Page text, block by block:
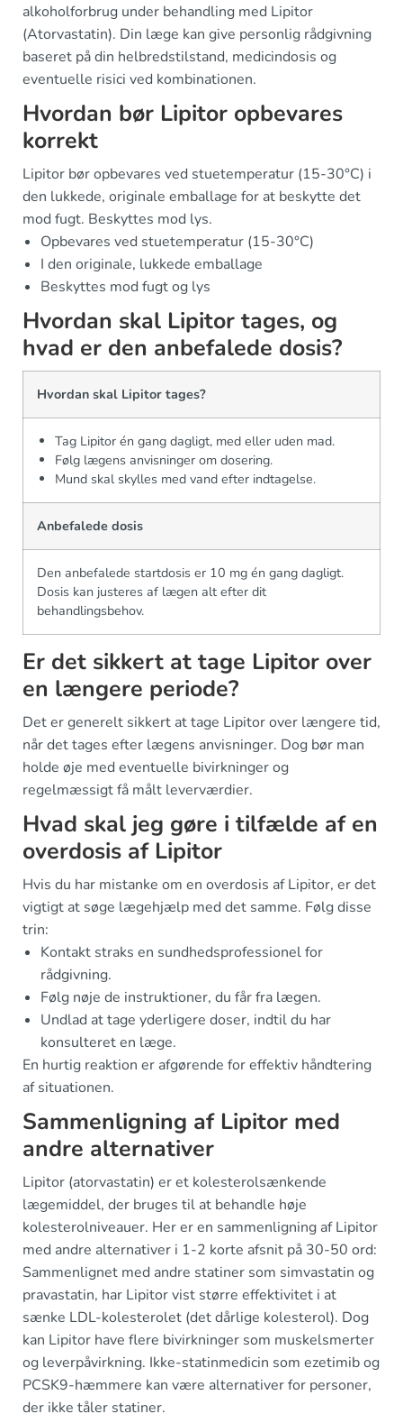
alkoholforbrug under behandling med Lipitor
(Atorvastatin). Din læge kan give personlig rådgivning
baseret på din helbredstilstand, medicindosis og
eventuelle risici ved kombinationen.
Hvordan bør Lipitor opbevares
korrekt
Lipitor bør opbevares ved stuetemperatur (15-30°C) i
den lukkede, originale emballage for at beskytte det
mod fugt. Beskyttes mod lys.
Opbevares ved stuetemperatur (15-30°C)
I den originale, lukkede emballage
Beskyttes mod fugt og lys
Hvordan skal Lipitor tages, og
hvad er den anbefalede dosis?
Hvordan skal Lipitor tages?
Tag Lipitor én gang dagligt, med eller uden mad.
Følg lægens anvisninger om dosering.
Mund skal skylles med vand efter indtagelse.
Anbefalede dosis
Den anbefalede startdosis er 10 mg én gang dagligt.
Dosis kan justeres af lægen alt efter dit
behandlingsbehov.
Er det sikkert at tage Lipitor over
en længere periode?
Det er generelt sikkert at tage Lipitor over længere tid,
når det tages efter lægens anvisninger. Dog bør man
holde øje med eventuelle bivirkninger og
regelmæssigt få målt leverværdier.
Hvad skal jeg gøre i tilfælde af en
overdosis af Lipitor
Hvis du har mistanke om en overdosis af Lipitor, er det
vigtigt at søge lægehjælp med det samme. Følg disse
trin:
Kontakt straks en sundhedsprofessionel for
rådgivning.
Følg nøje de instruktioner, du får fra lægen.
Undlad at tage yderligere doser, indtil du har
konsulteret en læge.
En hurtig reaktion er afgørende for effektiv håndtering
af situationen.
Sammenligning af Lipitor med
andre alternativer
Lipitor (atorvastatin) er et kolesterolsænkende
lægemiddel, der bruges til at behandle høje
kolesterolniveauer. Her er en sammenligning af Lipitor
med andre alternativer i 1-2 korte afsnit på 30-50 ord:
Sammenlignet med andre statiner som simvastatin og
pravastatin, har Lipitor vist større effektivitet i at
sænke LDL-kolesterolet (det dårlige kolesterol). Dog
kan Lipitor have flere bivirkninger som muskelsmerter
og leverpåvirkning. Ikke-statinmedicin som ezetimib og
PCSK9-hæmmere kan være alternativer for personer,
der ikke tåler statiner.